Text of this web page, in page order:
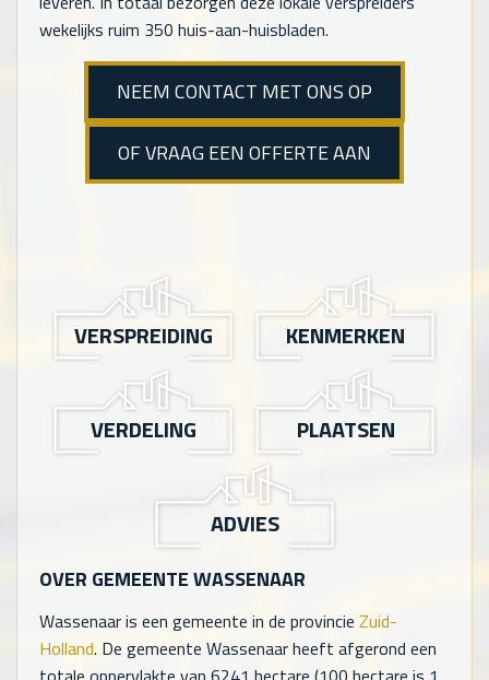
wekelijks ruim 350 huis-aan-huisbladen.
NEEM CONTACT MET ONS OP
OF VRAAG EEN OFFERTE AAN
VERSPREIDING KENMERKEN
VERDELING PLAATSEN
ADVIES
OVER GEMEENTE WASSENAAR
Wassenaar is een gemeente in de provincie Zuid-
Holland. De gemeente Wassenaar heeft afgerond een